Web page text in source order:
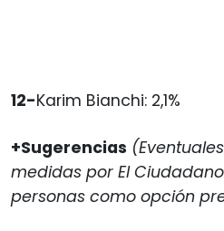
12-Karim Bianchi: 2,1%
+Sugerencias
medidas por El
personas como opción